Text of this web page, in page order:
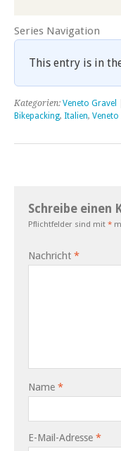
Series Navigation
This entry is in
Kategorien: Veneto Gravel
Bikepacking, Italien, Veneto
Schreibe einen
Pflichtfelder sind mit *
Nachricht *
Name *
E-Mail-Adresse *